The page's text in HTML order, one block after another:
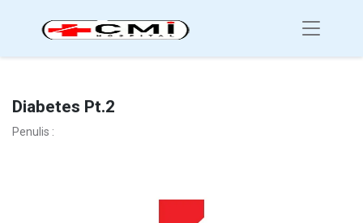
Diabetes Pt.2
Penulis :